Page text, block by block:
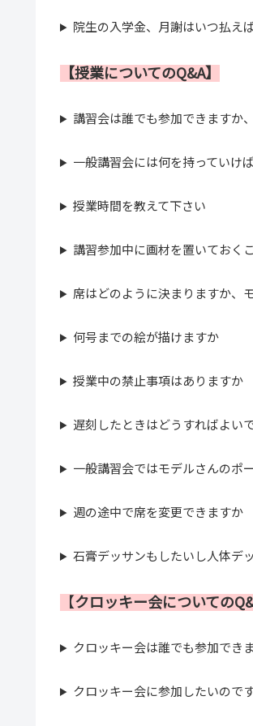
院生の入学金、月謝はいつ払え
【授業についてのQ&A】
講習会は誰でも参加できますか
一般講習会には何を持っていけ
授業時間を教えて下さい
講習参加中に画材を置いておく
席はどのように決まりますか、
何号までの絵が描けますか
授業中の禁止事項はありますか
遅刻したときはどうすればよい
一般講習会ではモデルさんのポ
週の途中で席を変更できますか
石膏デッサンもしたいし人体デ
【クロッキー会についての
クロッキー会は誰でも参加でき
クロッキー会に参加したいので